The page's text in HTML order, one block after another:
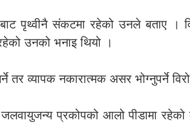
पृथ्वीनै संकटमा रहेको उनले बताए
उनको भनाइ थियो ।
तर व्यापक नकारात्मक असर भोग्नुपर्ने
प्रकोपको आलो पीडामा रहेको